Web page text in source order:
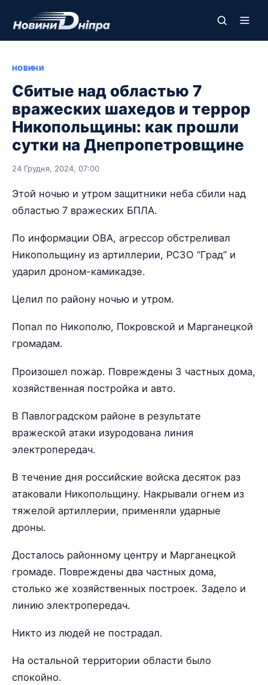
НОВИНИ
Сбитые над областью 7
вражеских шахедов и террор
Никопольщины: как прошли
сутки на Днепропетровщине
24 Грудня, 2024, 07:00
Этой ночью и утром защитники неба сбили над
областью 7 вражеских БПЛА.
По информации ОВА, агрессор обстреливал
Никопольщину из артиллерии, РСЗО “Град” и
ударил дроном-камикадзе.
Целил по району ночью и утром.
Попал по Никополю, Покровской и Марганецкой
громадам.
Произошел пожар. Повреждены 3 частных дома,
хозяйственная постройка и авто.
В Павлоградском районе в результате
вражеской атаки изуродована линия
электропередач.
В течение дня российские войска десяток раз
атаковали Никопольщину. Накрывали огнем из
тяжелой артиллерии, применяли ударные
дроны.
Досталось районному центру и Марганецкой
громаде. Повреждены два частных дома,
столько же хозяйственных построек. Задело и
линию электропередач.
Никто из людей не пострадал.
На остальной территории области было
спокойно.